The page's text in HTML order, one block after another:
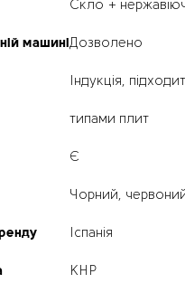
Скло +
машиніДозволено
Індукція,
типами плит
Є
Чорний,
Іспанія
КНР